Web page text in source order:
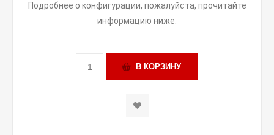
Подробнее о конфигурации, пожалуйста, прочитайте
информацию ниже.